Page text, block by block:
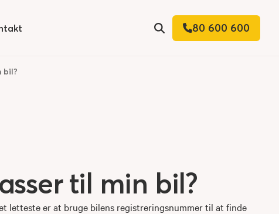
for Søg
80 600 600
bil?
til min bil?
letteste er at bruge bilens registreringsnummer til at finde